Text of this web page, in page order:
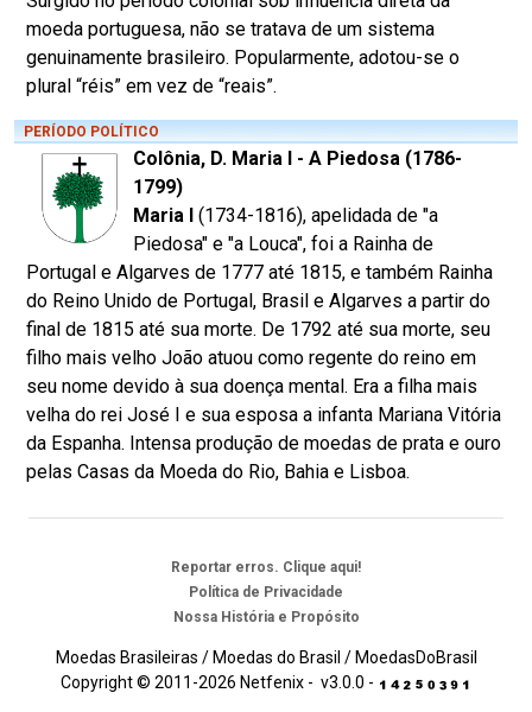
moeda portuguesa, não se tratava de um sistema
genuinamente brasileiro. Popularmente, adotou-se o
plural “réis” em vez de “reais”.
PERÍODO POLÍTICO
Colônia, D. Maria I - A Piedosa (1786-
1799)
Maria I
(1734-1816), apelidada de "a
Piedosa" e "a Louca", foi a Rainha de
Portugal e Algarves de 1777 até 1815, e também Rainha
do Reino Unido de Portugal, Brasil e Algarves a partir do
final de 1815 até sua morte. De 1792 até sua morte, seu
filho mais velho João atuou como regente do reino em
seu nome devido à sua doença mental. Era a filha mais
velha do rei José I e sua esposa a infanta Mariana Vitória
da Espanha. Intensa produção de moedas de prata e ouro
pelas Casas da Moeda do Rio, Bahia e Lisboa.
Reportar erros. Clique aqui!
Política de Privacidade
Nossa História e Propósito
Moedas Brasileiras / Moedas do Brasil / MoedasDoBrasil
Copyright © 2011-2026 Netfenix - v3.0.0 -